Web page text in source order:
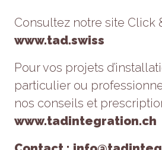
Consultez notre site Click
www.tad.swiss
Pour vos projets
particulier ou
nos conseils et
www.tadintegration.ch